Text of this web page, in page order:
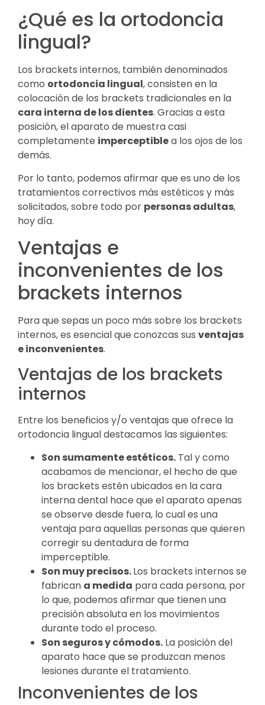
¿Qué es la ortodoncia
lingual?
Los brackets internos, también denominados
como ortodoncia lingual, consisten en la
colocación de los brackets tradicionales en la
cara interna de los dientes. Gracias a esta
posición, el aparato de muestra casi
completamente imperceptiblea los ojos de los
demás.
Por lo tanto, podemos afirmar que es uno de los
tratamientos correctivos más estéticos y más
solicitados, sobre todo por personas adultas,
hoy día.
Ventajas e
inconvenientes de los
brackets internos
Para que sepas un poco más sobre los brackets
internos, es esencial que conozcas sus ventajas
e inconvenientes.
Ventajas de los brackets
internos
Entre los beneficios y/o ventajas que ofrece la
ortodoncia lingual destacamos las siguientes:
Son sumamente estéticos. Tal y como
acabamos de mencionar, el hecho de que
los brackets estén ubicados en la cara
interna dental hace que el aparato apenas
se observe desde fuera, lo cual es una
ventaja para aquellas personas que quieren
corregir su dentadura de forma
imperceptible.
Son muy precisos.Los brackets internos se
fabrican a medida para cada persona, por
lo que, podemos afirmar que tienen una
precisión absoluta en los movimientos
durante todo el proceso.
Son seguros y cómodos. La posición del
aparato hace que se produzcan menos
lesiones durante el tratamiento.
Inconvenientes de los